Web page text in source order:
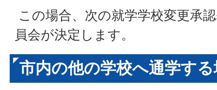
この場合、次の就学学校変更承
員会が決定します。
市内の他の学校へ通学す